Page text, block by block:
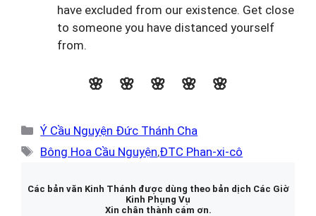
have excluded from our existence. Get close
to someone you have distanced yourself
from.
🌸 🌸 🌸 🌸 🌸
Danh
mục
Ý Cầu Nguyện Đức Thánh Cha
Thẻ
Bông Hoa Cầu Nguyện,ĐTC Phan-xi-cô
Các bản văn Kinh Thánh được dùng theo bản dịch Các Giờ
Kinh Phụng Vụ
Xin chân thành cám ơn.